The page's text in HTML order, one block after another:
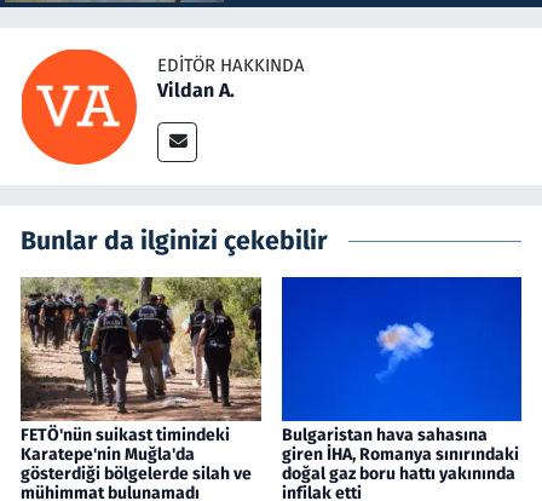
EDITÖR HAKKINDA
Vildan A.
Bunlar da ilginizi çekebilir
FETÖ'nün suikast timindeki
Karatepe'nin Muğla'da
gösterdiği bölgelerde silah ve
mühimmat bulunamadı
Bulgaristan hava sahasına
giren İHA, Romanya sınırındaki
doğal gaz boru hattı yakınında
infilak etti